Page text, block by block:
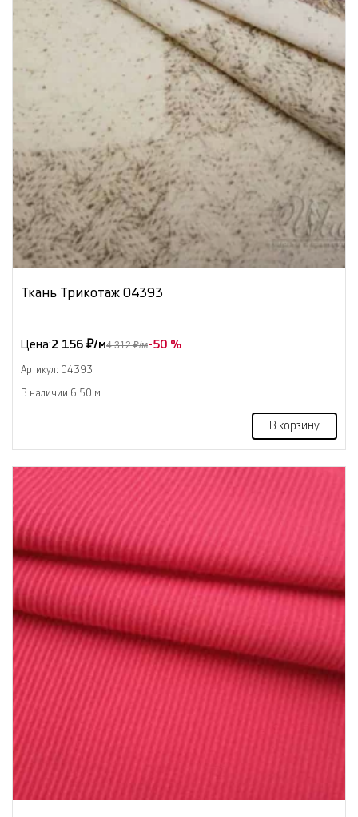
Ткань Трикотаж 04393
Цена:2 156 ₽/м4 312 ₽/м-50 %
Артикул: 04393
В наличии 6.50 м
В корзину